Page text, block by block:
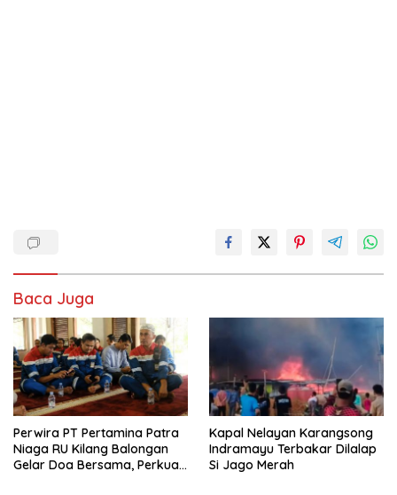
Baca Juga
Perwira PT Pertamina Patra
Niaga RU Kilang Balongan
Gelar Doa Bersama, Perkuat
Kapal Nelayan Karangsong
Indramayu Terbakar Dilalap
Si Jago Merah